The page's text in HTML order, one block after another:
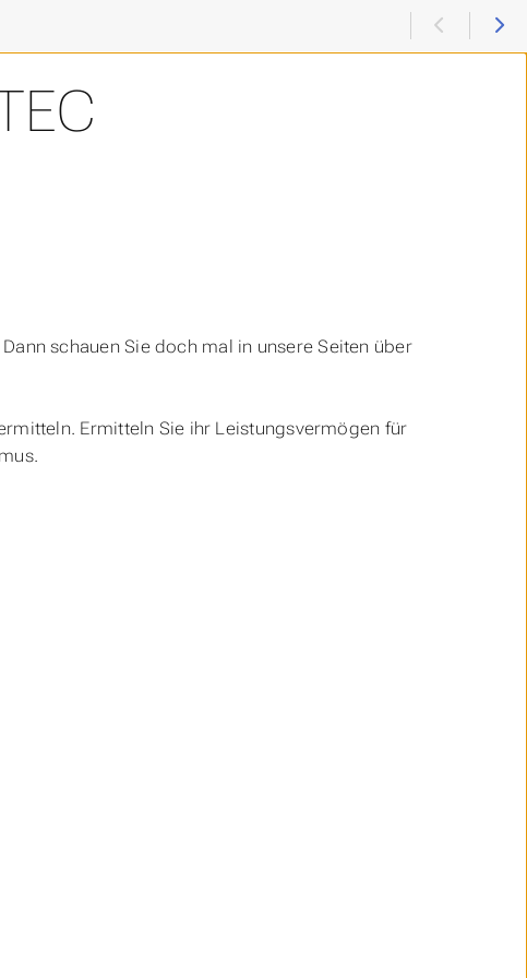
schauen Sie doch mal in unsere Seiten über
Ermitteln Sie ihr Leistungsvermögen für